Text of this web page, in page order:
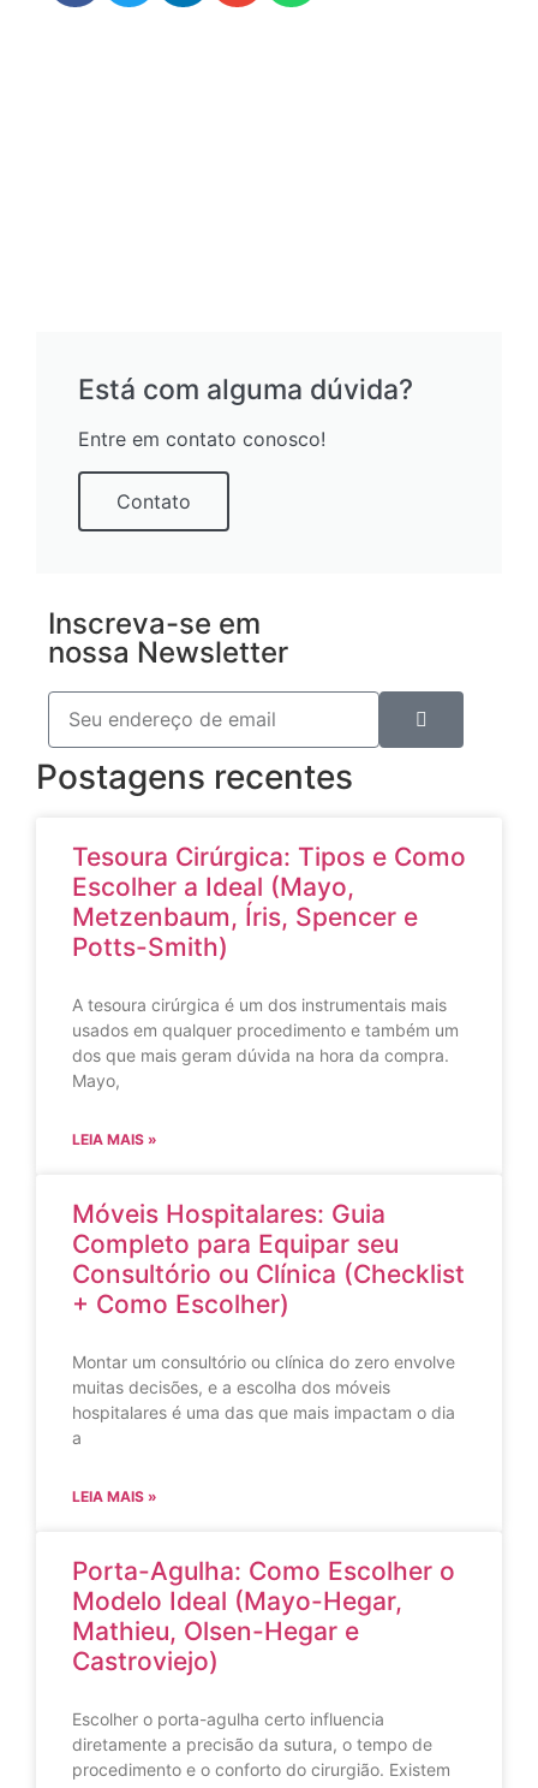
Está com alguma dúvida?
Entre em contato conosco!
Contato
Inscreva-se em
nossa Newsletter
Postagens recentes
Tesoura Cirúrgica: Tipos e Como
Escolher a Ideal (Mayo,
Metzenbaum, Íris, Spencer e
Potts-Smith)
A tesoura cirúrgica é um dos instrumentais mais
usados em qualquer procedimento e também um
dos que mais geram dúvida na hora da compra.
Mayo,
LEIA MAIS »
Móveis Hospitalares: Guia
Completo para Equipar seu
Consultório ou Clínica (Checklist
+ Como Escolher)
Montar um consultório ou clínica do zero envolve
muitas decisões, e a escolha dos móveis
hospitalares é uma das que mais impactam o dia
a
LEIA MAIS »
Porta-Agulha: Como Escolher o
Modelo Ideal (Mayo-Hegar,
Mathieu, Olsen-Hegar e
Castroviejo)
Escolher o porta-agulha certo influencia
diretamente a precisão da sutura, o tempo de
procedimento e o conforto do cirurgião. Existem